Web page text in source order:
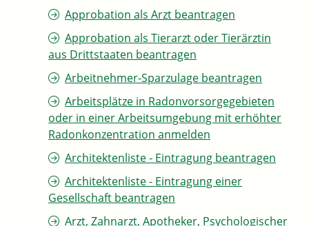
Approbation als Arzt beantragen
Approbation als Tierarzt oder Tierärztin
aus Drittstaaten beantragen
Arbeitnehmer-Sparzulage beantragen
Arbeitsplätze in Radonvorsorgegebieten
oder in einer Arbeitsumgebung mit erhöhter
Radonkonzentration anmelden
Architektenliste - Eintragung beantragen
Architektenliste - Eintragung einer
Gesellschaft beantragen
Arzt, Zahnarzt, Apotheker, Psychologischer